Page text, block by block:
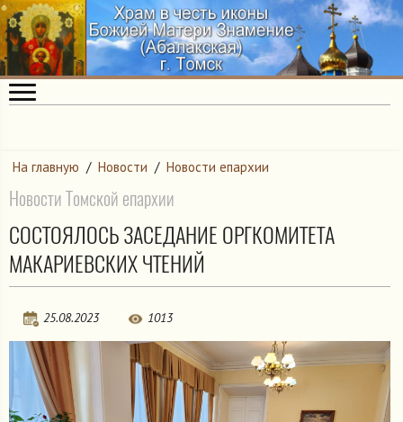
На главную / Новости / Новости епархии
Новости Томской епархии
СОСТОЯЛОСЬ ЗАСЕДАНИЕ ОРГКОМИТЕТА
МАКАРИЕВСКИХ ЧТЕНИЙ
25.08.2023 1013